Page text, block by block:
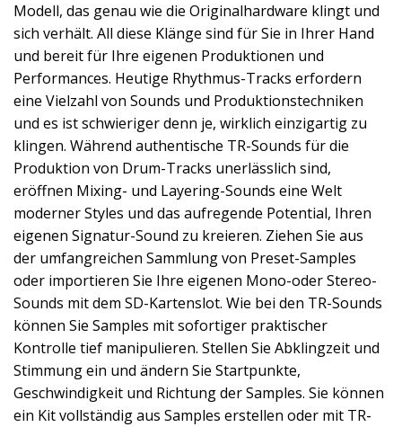
Modell, das genau wie die Originalhardware klingt und
sich verhält. All diese Klänge sind für Sie in Ihrer Hand
und bereit für Ihre eigenen Produktionen und
Performances. Heutige Rhythmus-Tracks erfordern
eine Vielzahl von Sounds und Produktionstechniken
und es ist schwieriger denn je, wirklich einzigartig zu
klingen. Während authentische TR-Sounds für die
Produktion von Drum-Tracks unerlässlich sind,
eröffnen Mixing- und Layering-Sounds eine Welt
moderner Styles und das aufregende Potential, Ihren
eigenen Signatur-Sound zu kreieren. Ziehen Sie aus
der umfangreichen Sammlung von Preset-Samples
oder importieren Sie Ihre eigenen Mono-oder Stereo-
Sounds mit dem SD-Kartenslot. Wie bei den TR-Sounds
können Sie Samples mit sofortiger praktischer
Kontrolle tief manipulieren. Stellen Sie Abklingzeit und
Stimmung ein und ändern Sie Startpunkte,
Geschwindigkeit und Richtung der Samples. Sie können
ein Kit vollständig aus Samples erstellen oder mit TR-